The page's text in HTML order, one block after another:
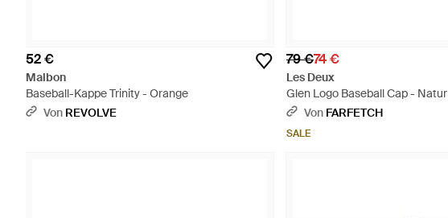
52 €
Malbon
Baseball-Kappe Trinity - Orange
Von REVOLVE
79 €74 €
Les Deux
Glen Logo Baseball Cap - Natur
Von FARFETCH
SALE